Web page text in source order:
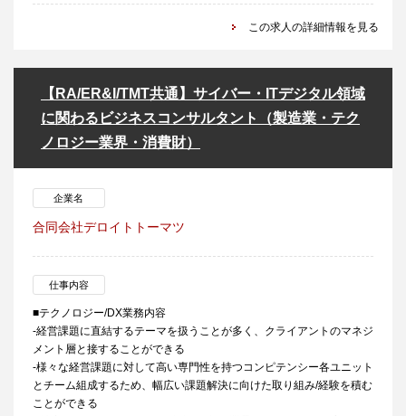
この求人の詳細情報を見る
【RA/ER&I/TMT共通】サイバー・ITデジタル領域
に関わるビジネスコンサルタント（製造業・テク
ノロジー業界・消費財）
企業名
合同会社デロイトトーマツ
仕事内容
■テクノロジー/DX業務内容
-経営課題に直結するテーマを扱うことが多く、クライアントのマネジ
メント層と接することができる
-様々な経営課題に対して高い専門性を持つコンピテンシー各ユニット
とチーム組成するため、幅広い課題解決に向けた取り組み/経験を積む
ことができる